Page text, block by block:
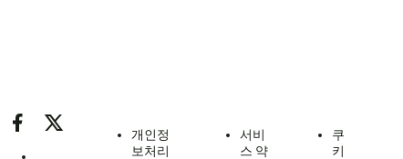
개인정
보처리
서비
스 약
쿠
키